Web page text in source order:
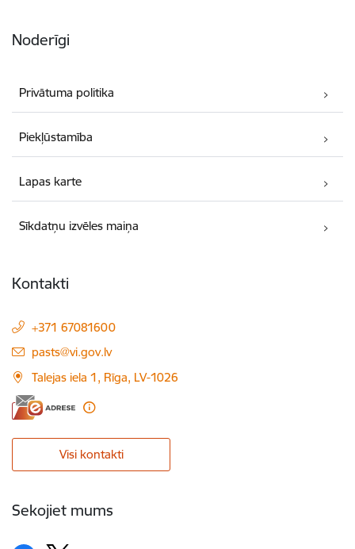
Noderīgi
Privātuma politika
Piekļūstamība
Lapas karte
Sīkdatņu izvēles maiņa
Kontakti
+371 67081600
E-pasts:
pasts@vi.gov.lv
Talejas iela 1, Rīga, LV-1026
Visi kontakti
Sekojiet mums